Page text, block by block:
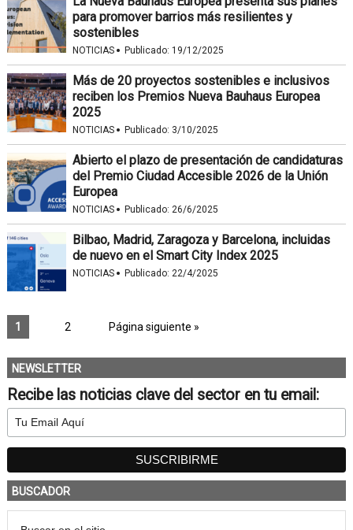
para promover barrios más resilientes y
sostenibles
NOTICIAS · Publicado: 19/12/2025
Más de 20 proyectos sostenibles e inclusivos
reciben los Premios Nueva Bauhaus Europea
2025
NOTICIAS · Publicado: 3/10/2025
Abierto el plazo de presentación de candidaturas
del Premio Ciudad Accesible 2026 de la Unión
Europea
NOTICIAS · Publicado: 26/6/2025
Bilbao, Madrid, Zaragoza y Barcelona, incluidas
de nuevo en el Smart City Index 2025
NOTICIAS · Publicado: 22/4/2025
1 2 Página siguiente »
NEWSLETTER
Recibe las noticias clave del sector en tu email:
BUSCADOR